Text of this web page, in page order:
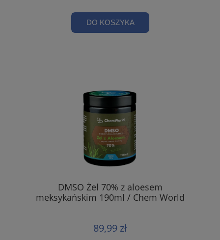
DO KOSZYKA
DMSO Żel 70% z aloesem
meksykańskim 190ml / Chem World
89,99 zł